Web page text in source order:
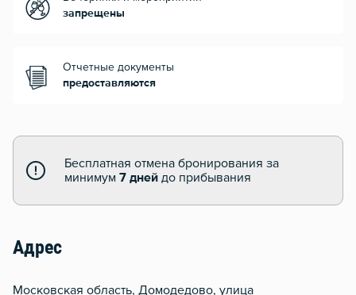
запрещены
Отчетные документы
предоставляются
Бесплатная отмена бронирования за
минимум 7 дней до прибывания
Адрес
Московская область, Домодедово, улица